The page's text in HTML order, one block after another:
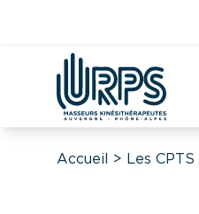
Covid DAC
Accueil > Les CPTS